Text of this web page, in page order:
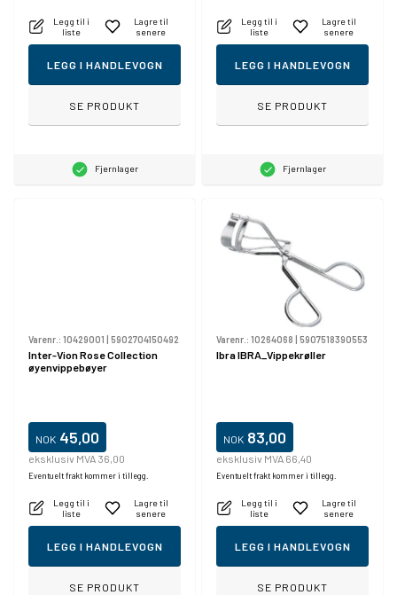
Legg til i
liste
Lagre til
senere
LEGG I HANDLEVOGN
SE PRODUKT
Fjernlager
Legg til i
liste
Lagre til
senere
LEGG I HANDLEVOGN
SE PRODUKT
Fjernlager
Varenr.: 10429001 5902704150492
Inter-Vion Rose Collection
øyenvippebøyer
NOK 45,00
eksklusiv MVA 36,00
Eventuelt frakt kommer i tillegg.
Legg til i
liste
Lagre til
senere
LEGG I HANDLEVOGN
SE PRODUKT
Varenr.: 10264068 5907518390553
Ibra IBRA_Vippekrøller
NOK 83,00
eksklusiv MVA 66,40
Eventuelt frakt kommer i tillegg.
Legg til i
liste
Lagre til
senere
LEGG I HANDLEVOGN
SE PRODUKT